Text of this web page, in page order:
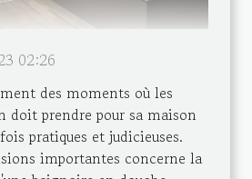
02:26
des moments où les
doit prendre pour sa maison
pratiques et judicieuses.
importantes concerne la